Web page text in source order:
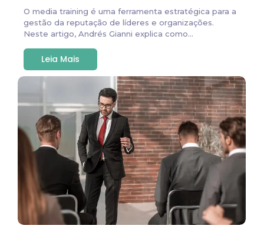
O media training é uma ferramenta estratégica para a
gestão da reputação de líderes e organizações.
Neste artigo, Andrés Gianni explica como...
Leia Mais